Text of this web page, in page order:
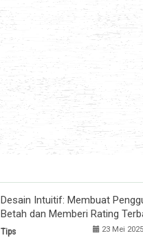
Desain Intuitif: Membuat
Betah dan Memberi Rating
Tips 23 Mei